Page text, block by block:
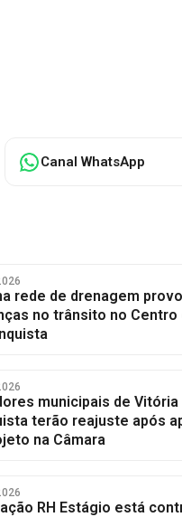
Canal WhatsApp
rede de drenagem
no trânsito no Centro
municipais de Vitória
terão reajuste após
na Câmara
RH Estágio está